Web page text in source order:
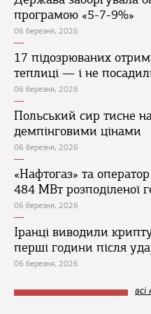
програмою «5-7-9%»
06 березня, 2026
17 підозрюваних
теплиці — і не
06 березня, 2026
Польський сир тисне
демпінговими цінами
06 березня, 2026
«Нафтогаз» та
484 МВт розподіленої
06 березня, 2026
Іранці виводили
перші години після
06 березня, 2026
всі